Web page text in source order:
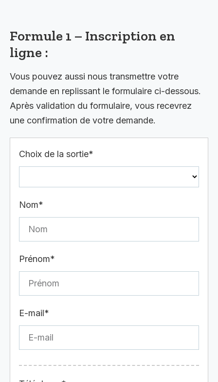
Formule 1 – Inscription en
ligne :
Vous pouvez aussi nous transmettre votre
demande en replissant le formulaire ci-dessous.
Après validation du formulaire, vous recevrez
une confirmation de votre demande.
Choix de la sortie*
Nom*
Prénom*
E-mail*